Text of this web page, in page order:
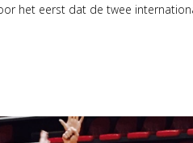
het eerst dat de twee